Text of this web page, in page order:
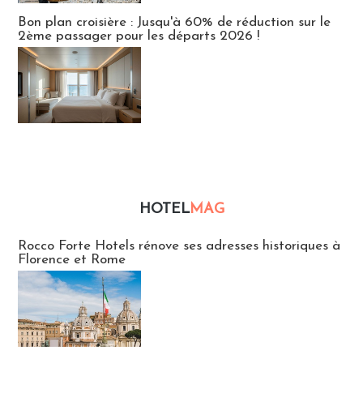
Bon plan croisière : Jusqu'à 60% de réduction sur le
2ème passager pour les départs 2026 !
HOTELMAG
Rocco Forte Hotels rénove ses adresses historiques à
Florence et Rome